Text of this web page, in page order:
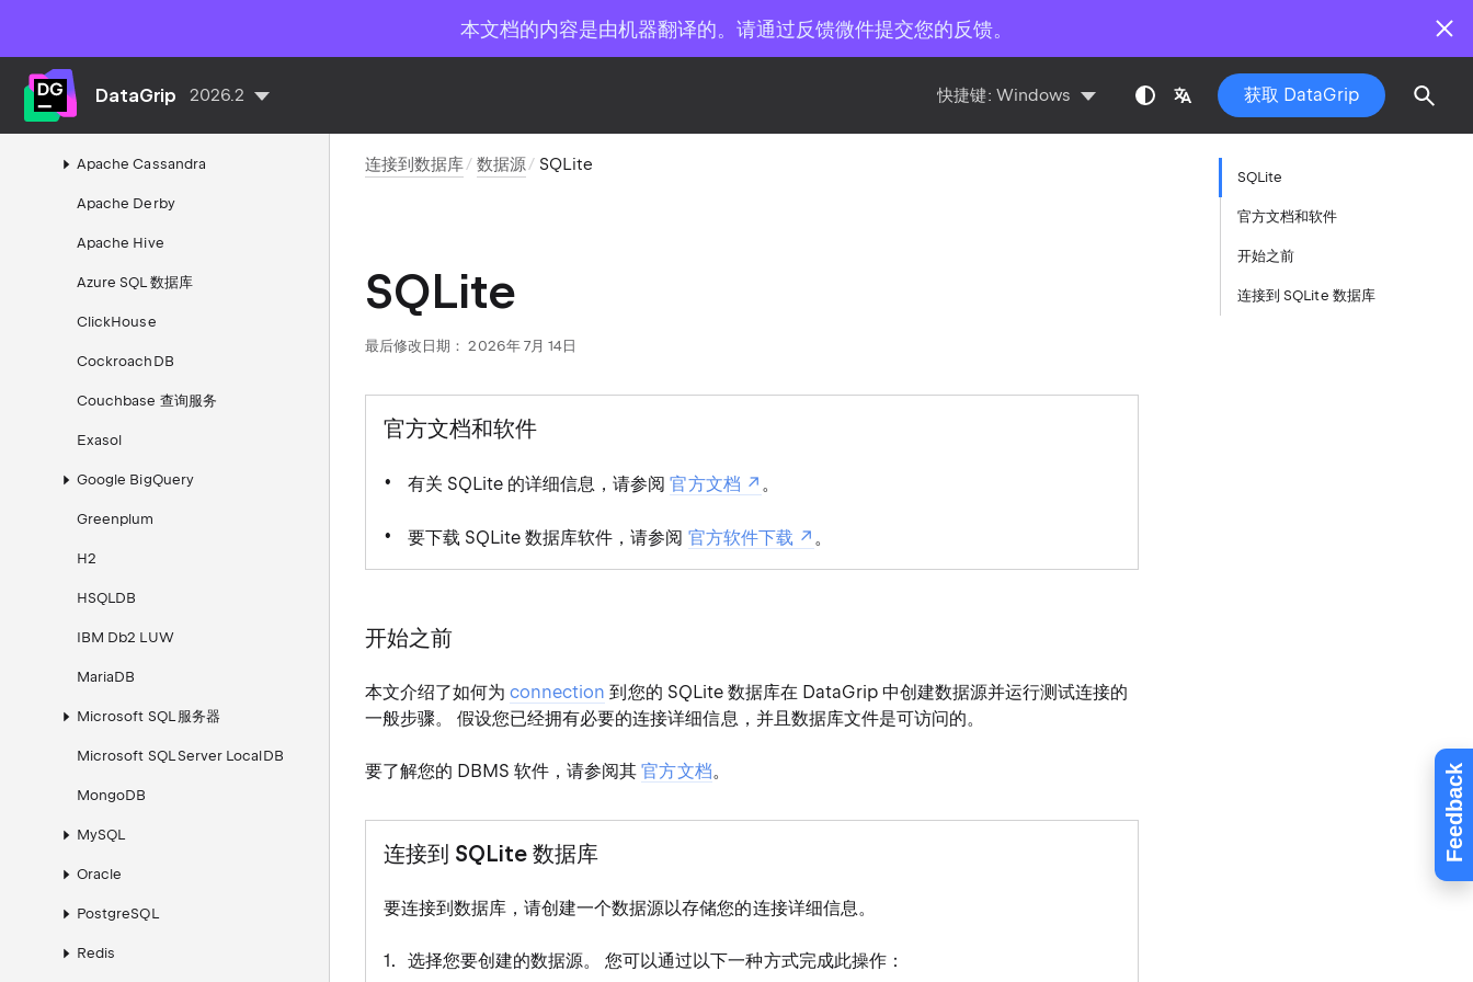
本文档的内容是由机器翻译的。请通过反馈微件提交您的反馈。
Feedback
DataGrip 2026.2 快捷键: Windows 获取 DataGrip
Amazon DynamoDB
Apache Cassandra
Apache Derby
Apache Hive
Azure SQL 数据库
ClickHouse
CockroachDB
Couchbase 查询服务
Exasol
Google BigQuery
Greenplum
H2
HSQLDB
IBM Db2 LUW
MariaDB
Microsoft SQL 服务器
Microsoft SQL Server LocalDB
MongoDB
MySQL
Oracle
PostgreSQL
Redis
连接到数据库 数据源 SQLite
SQLite
最后修改日期： 2026年 7月 14日
官方文档和软件
有关 SQLite 的详细信息，请参阅官方文档 。
要下载 SQLite 数据库软件，请参阅 官方软件下载 。
开始之前
本文介绍了如何为connection 到您的 SQLite 数据库在 DataGrip 中创建数据源并运行测试连接的
一般步骤。 假设您已经拥有必要的连接详细信息，并且数据库文件是可访问的。
要了解您的 DBMS 软件，请参阅其官方文档。
连接到 SQLite 数据库
要连接到数据库，请创建一个数据源以存储您的连接详细信息。
选择您要创建的数据源。 您可以通过以下一种方式完成此操作：
SQLite
官方文档和软件
开始之前
连接到 SQLite 数据库